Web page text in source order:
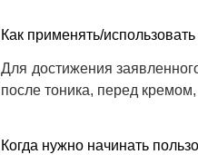
Как применять/
Для достижения
после тоника, перед
Когда нужно начинать